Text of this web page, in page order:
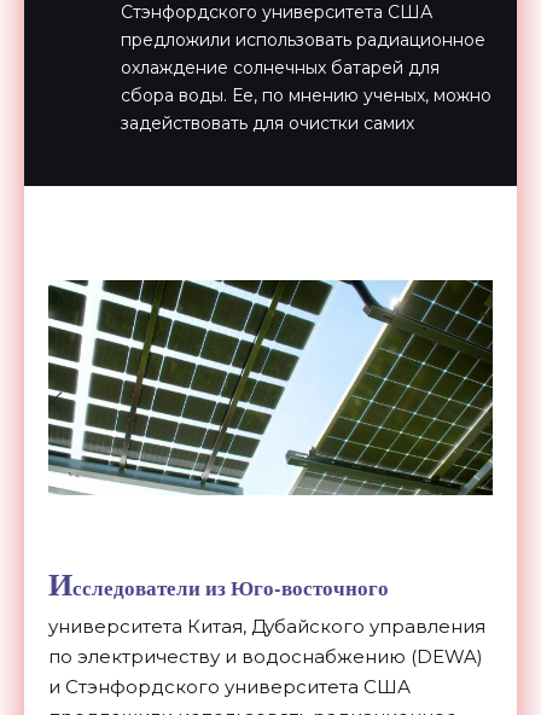
Стэнфордского университета США
предложили использовать радиационное
охлаждение солнечных батарей для
сбора воды. Ее, по мнению ученых, можно
задействовать для очистки самих
Исследователи из Юго-восточного
университета Китая, Дубайского управления
по электричеству и водоснабжению (DEWA)
и Стэнфордского университета США